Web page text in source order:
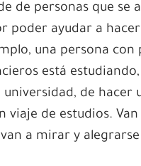
de personas que se
poder ayudar a
una persona con
está estudiando,
de hacer
viaje de estudios.
a mirar y